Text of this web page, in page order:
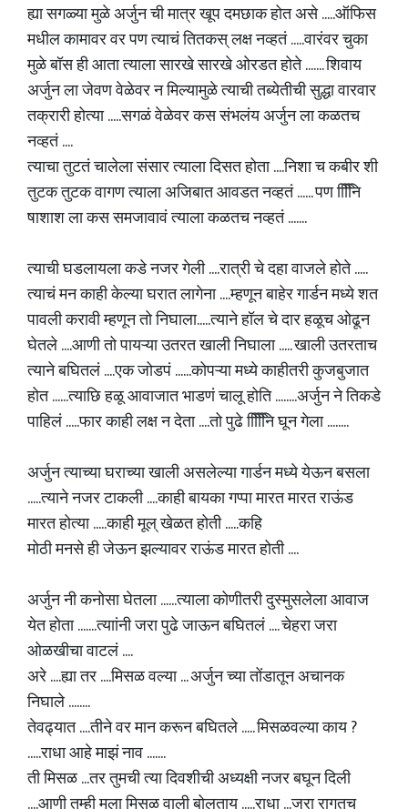
ह्या सगळ्या मुळे अर्जुन ची मात्र खूप दमछाक होत असे .....ऑफिस
मधील कामावर वर पण त्याचं तितकस् लक्ष नव्हतं .....वारंवर चुका
मुळे बॉस ही आता त्याला सारखे सारखे ओरडत होते ....... शिवाय
अर्जुन ला जेवण वेळेवर न मिल्यामुळे त्याची तब्येतीची सुद्धा वारवार
तक्रारी होत्या .....सगळं वेळेवर कस संभलंय अर्जुन ला कळतच
नव्हतं ....
त्याचा तुटतं चालेला संसार त्याला दिसत होता ....निशा च कबीर शी
तुटक तुटक वागण त्याला अजिबात आवडत नव्हतं ...... पण निििि
षाशाश ला कस समजावावं त्याला कळतच नव्हतं .......
त्याची घडलायला कडे नजर गेली ....रात्री चे दहा वाजले होते .....
त्याचं मन काही केल्या घरात लागेना ....म्हणून बाहेर गार्डन मध्ये शत
पावली करावी म्हणून तो निघाला.....त्याने हॉल चे दार हळूच ओढून
घेतले ....आणी तो पायऱ्या उतरत खाली निघाला ..... खाली उतरताच
त्याने बघितलं ....एक जोडपं ......कोपऱ्या मध्ये काहीतरी कुजबुजात
होत ......त्याछि हळू आवाजात भाडणं चालू होति ........अर्जुन ने तिकडे
पाहिलं .....फार काही लक्ष न देता ....तो पुढे नििििि घून गेला ........
अर्जुन त्याच्या घराच्या खाली असलेल्या गार्डन मध्ये येऊन बसला
.....त्याने नजर टाकली ....काही बायका गप्पा मारत मारत राऊंड
मारत होत्या .....काही मूल् खेळत होती .....कहि
मोठी मनसे ही जेऊन झल्यावर राऊंड मारत होती ....
अर्जुन नी कनोसा घेतला ......त्याला कोणीतरी दुस्मुसलेला आवाज
येत होता .......त्याांनी जरा पुढे जाऊन बघितलं .... चेहरा जरा
ओळखीचा वाटलं ....
अरे ....ह्या तर ....मिसळ वल्या ... अर्जुन च्या तोंडातून अचानक
निघाले ........
तेवढ्यात ....तीने वर मान करून बघितले ..... मिसळवल्या काय ?
.....राधा आहे माझं नाव .......
ती मिसळ ...तर तुमची त्या दिवशीची अध्यक्षी नजर बघून दिली